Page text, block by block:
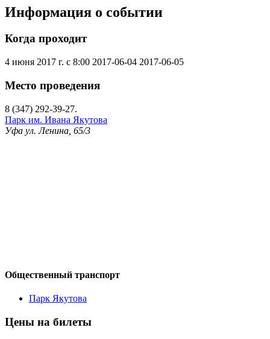
Информация о событии
Когда проходит
4 июня 2017 г. с 8:00 2017-06-04 2017-06-05
Место проведения
8 (347) 292-39-27.
Парк им. Ивана Якутова
Уфа ул. Ленина, 65/3
Общественный транспорт
Парк Якутова
Цены на билеты